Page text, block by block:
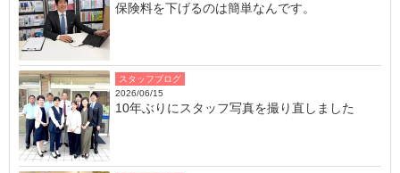
保険料を下げるのは簡単なんです。
スタッフブログ
2026/06/15
10年ぶりにスタッフ写真を撮り直しました